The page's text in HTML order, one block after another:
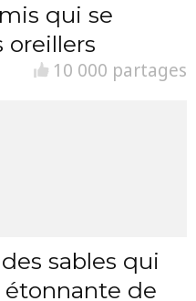
qui se
oreillers
10 000 partages
sables qui
de